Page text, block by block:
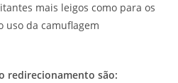
mais leigos como para os
uso da camuflagem
redirecionamento são: